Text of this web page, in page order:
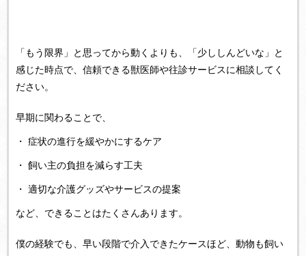
「もう限界」と思ってから動くよりも、「少ししんどいな」と
感じた時点で、信頼できる獣医師や往診サービスに相談してく
ださい。
早期に関わることで、
・ 症状の進行を緩やかにするケア
・ 飼い主の負担を減らす工夫
・ 適切な介護グッズやサービスの提案
など、できることはたくさんあります。
僕の経験でも、早い段階で介入できたケースほど、動物も飼い